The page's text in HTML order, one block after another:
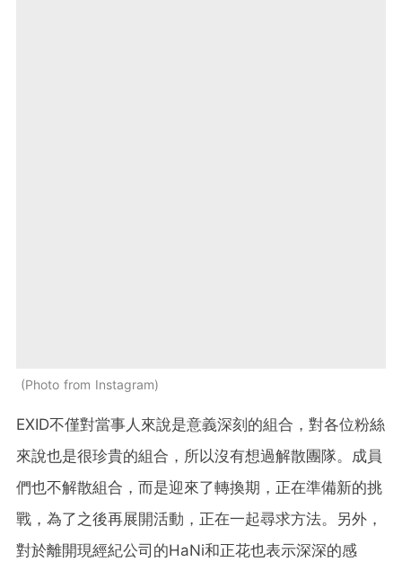
Photo from Instagram
EXID不僅對當事人來說是意義深刻的組合，對各位粉絲
來說也是很珍貴的組合，所以沒有想過解散團隊。成員
們也不解散組合，而是迎來了轉換期，正在準備新的挑
戰，為了之後再展開活動，正在一起尋求方法。另外，
對於離開現經紀公司的HaNi和正花也表示深深的感